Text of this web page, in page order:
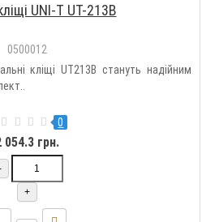
UNI-T UT-213B
0500012
кліщі UT213B стануть надійним
0
054.3 грн.
+